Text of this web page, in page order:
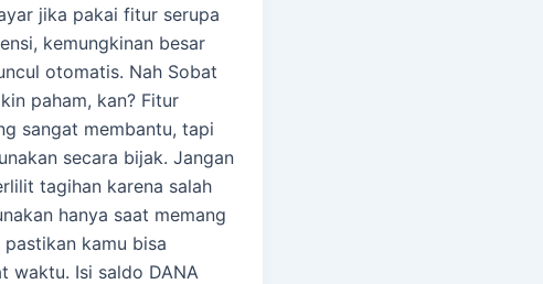
jika pakai fitur serupa
kemungkinan besar
otomatis. Nah Sobat
paham, kan? Fitur
sangat membantu, tapi
secara bijak. Jangan
tagihan karena salah
hanya saat memang
kamu bisa
waktu. Isi saldo DANA